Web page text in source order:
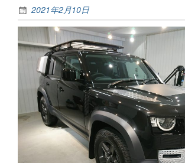
2021年2月10日